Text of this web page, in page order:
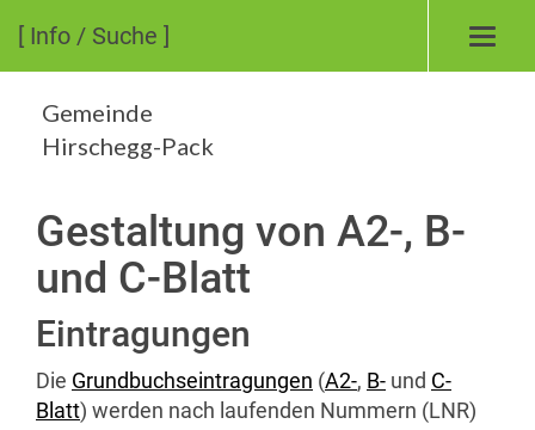
[ Info / Suche ]
Gemeinde
Hirschegg-Pack
Gestaltung von A2-, B-
und C-Blatt
Eintragungen
Die Grundbuchseintragungen (A2-, B- und C-
Blatt) werden nach laufenden Nummern (LNR)